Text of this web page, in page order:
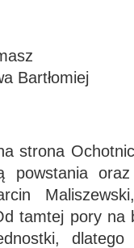
Bartłomiej
strona
powstania
tamtej pory na
dlatego